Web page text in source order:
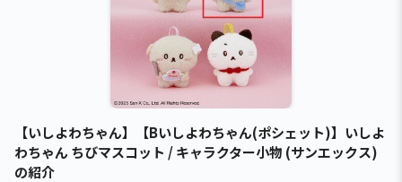
【いしよわちゃん】【Bいしよわちゃん(ポシェット)】いしよ
わちゃん ちびマスコット / キャラクター小物 (サンエックス)
の紹介